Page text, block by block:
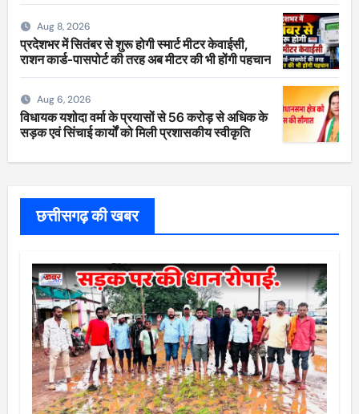
Aug 8, 2026
प्रदेशभर में सितंबर से शुरू होगी स्मार्ट मीटर केवाईसी,
राशन कार्ड-पासपोर्ट की तरह अब मीटर की भी होंगी पहचान
Aug 6, 2026
विधायक यशोदा वर्मा के प्रयासों से 56 करोड़ से अधिक के
सड़क एवं सिंचाई कार्यों को मिली प्रशासकीय स्वीकृति
छत्तीसगढ़ की खबर